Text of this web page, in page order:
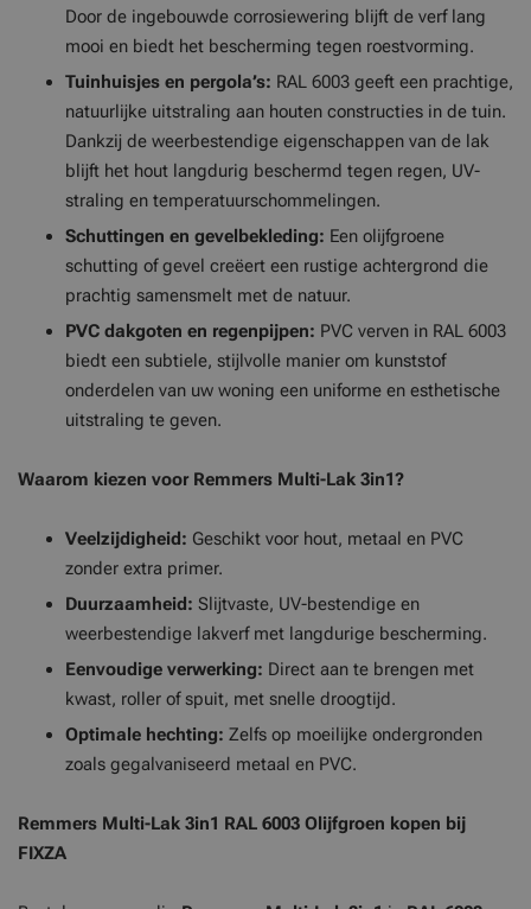
Door de ingebouwde corrosiewering blijft de verf lang
mooi en biedt het bescherming tegen roestvorming.
Tuinhuisjes en pergola’s: RAL 6003 geeft een prachtige,
natuurlijke uitstraling aan houten constructies in de tuin.
Dankzij de weerbestendige eigenschappen van de lak
blijft het hout langdurig beschermd tegen regen, UV-
straling en temperatuurschommelingen.
Schuttingen en gevelbekleding: Een olijfgroene
schutting of gevel creëert een rustige achtergrond die
prachtig samensmelt met de natuur.
PVC dakgoten en regenpijpen: PVC verven in RAL 6003
biedt een subtiele, stijlvolle manier om kunststof
onderdelen van uw woning een uniforme en esthetische
uitstraling te geven.
Waarom kiezen voor Remmers Multi-Lak 3in1?
Veelzijdigheid: Geschikt voor hout, metaal en PVC
zonder extra primer.
Duurzaamheid: Slijtvaste, UV-bestendige en
weerbestendige lakverf met langdurige bescherming.
Eenvoudige verwerking: Direct aan te brengen met
kwast, roller of spuit, met snelle droogtijd.
Optimale hechting: Zelfs op moeilijke ondergronden
zoals gegalvaniseerd metaal en PVC.
Remmers Multi-Lak 3in1 RAL 6003 Olijfgroen kopen bij
FIXZA